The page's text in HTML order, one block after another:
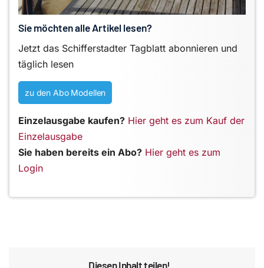
Sie möchten alle Artikel lesen?
Jetzt das Schifferstadter Tagblatt abonnieren und
täglich lesen
zu den Abo Modellen
Einzelausgabe kaufen? Hier geht es zum Kauf der
Einzelausgabe
Sie haben bereits ein Abo? Hier geht es zum
Login
Diesen Inhalt teilen!